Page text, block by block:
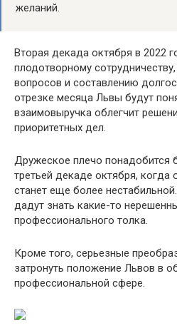
желаний.
Вторая декада октября в 2022
плодотворному
вопросов и составлению
отрезке месяца Львы будут
взаимовыручка облегчит
приоритетных дел.
Дружеское плечо понадобится
третьей декаде октября,
станет еще более
дадут знать какие-то
профессионального толка.
Кроме того, серьезные
затронуть положение Львов в
профессиональной сфере.